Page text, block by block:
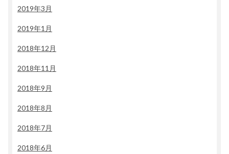
2019年3月
2019年1月
2018年12月
2018年11月
2018年9月
2018年8月
2018年7月
2018年6月